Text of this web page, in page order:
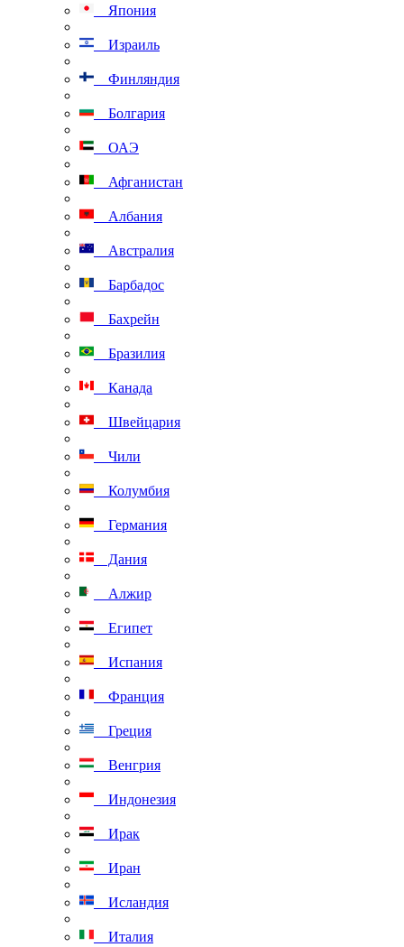
Япония
Израиль
Финляндия
Болгария
ОАЭ
Афганистан
Албания
Австралия
Барбадос
Бахрейн
Бразилия
Канада
Швейцария
Чили
Колумбия
Германия
Дания
Алжир
Египет
Испания
Франция
Греция
Венгрия
Индонезия
Ирак
Иран
Исландия
Италия